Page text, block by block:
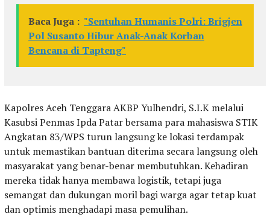
Baca Juga : "Sentuhan Humanis Polri: Brigjen
Pol Susanto Hibur Anak-Anak Korban
Bencana di Tapteng"
Kapolres Aceh Tenggara AKBP Yulhendri, S.I.K melalui
Kasubsi Penmas Ipda Patar bersama para mahasiswa STIK
Angkatan 83/WPS turun langsung ke lokasi terdampak
untuk memastikan bantuan diterima secara langsung oleh
masyarakat yang benar-benar membutuhkan. Kehadiran
mereka tidak hanya membawa logistik, tetapi juga
semangat dan dukungan moril bagi warga agar tetap kuat
dan optimis menghadapi masa pemulihan.